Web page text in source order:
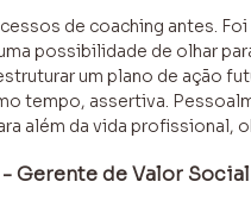
de coaching antes.
possibilidade de olhar
um plano de ação
tempo, assertiva.
além da vida profissional,
Gerente de Valor